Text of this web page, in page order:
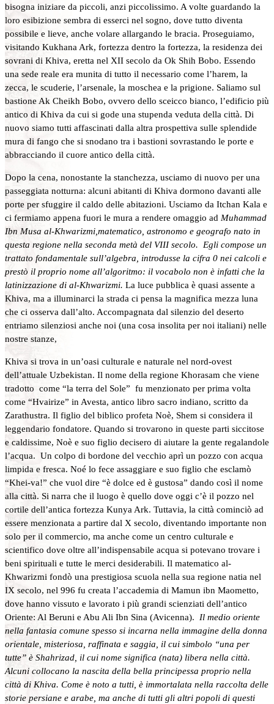
bisogna iniziare da piccoli, anzi piccolissimo. A volte guardando la
loro esibizione sembra di esserci nel sogno, dove tutto diventa
possibile e lieve, anche volare allargando le bracia. Proseguiamo,
visitando Kukhana Ark, fortezza dentro la fortezza, la residenza dei
sovrani di Khiva, eretta nel XII secolo da Ok Shih Bobo. Essendo
una sede reale era munita di tutto il necessario come l’harem, la
zecca, le scuderie, l’arsenale, la moschea e la prigione. Saliamo sul
bastione Ak Cheikh Bobo, ovvero dello sceicco bianco, l’edificio più
antico di Khiva da cui si gode una stupenda veduta della città. Di
nuovo siamo tutti affascinati dalla altra prospettiva sulle splendide
mura di fango che si snodano tra i bastioni sovrastando le porte e
abbracciando il cuore antico della città.
Dopo la cena, nonostante la stanchezza, usciamo di nuovo per una
passeggiata notturna: alcuni abitanti di Khiva dormono davanti alle
porte per sfuggire il caldo delle abitazioni. Usciamo da Itchan Kala e
ci fermiamo appena fuori le mura a rendere omaggio ad Muhammad
Ibn Musa al-Khwarizmi,matematico, astronomo e geografo nato in
questa regione nella seconda metà del VIII secolo. Egli compose un
trattato fondamentale sull’algebra, introdusse la cifra 0 nei calcoli e
prestò il proprio nome all’algoritmo: il vocabolo non è infatti che la
latinizzazione di al-Khwarizmi. La luce pubblica è quasi assente a
Khiva, ma a illuminarci la strada ci pensa la magnifica mezza luna
che ci osserva dall’alto. Accompagnata dal silenzio del deserto
entriamo silenziosi anche noi (una cosa insolita per noi italiani) nelle
nostre stanze,
Khiva si trova in un’oasi culturale e naturale nel nord-ovest
dell’attuale Uzbekistan. Il nome della regione Khorasam che viene
tradotto come “la terra del Sole” fu menzionato per prima volta
come “Hvairize” in Avesta, antico libro sacro indiano, scritto da
Zarathustra. Il figlio del biblico profeta Noè, Shem si considera il
leggendario fondatore. Quando si trovarono in queste parti siccitose
e caldissime, Noè e suo figlio decisero di aiutare la gente regalandole
l’acqua. Un colpo di bordone del vecchio aprì un pozzo con acqua
limpida e fresca. Noé lo fece assaggiare e suo figlio che esclamò
“Khei-va!” che vuol dire “è dolce ed è gustosa” dando così il nome
alla città. Si narra che il luogo è quello dove oggi c’è il pozzo nel
cortile dell’antica fortezza Kunya Ark. Tuttavia, la città cominciò ad
essere menzionata a partire dal X secolo, diventando importante non
solo per il commercio, ma anche come un centro culturale e
scientifico dove oltre all’indispensabile acqua si potevano trovare i
beni spirituali e tutte le merci desiderabili. Il matematico al-
Khwarizmi fondò una prestigiosa scuola nella sua regione natia nel
IX secolo, nel 996 fu creata l’accademia di Mamun ibn Maometto,
dove hanno vissuto e lavorato i più grandi scienziati dell’antico
Oriente: Al Beruni e Abu Ali Ibn Sina (Avicenna). Il medio oriente
nella fantasia comune spesso si incarna nella immagine della donna
orientale, misteriosa, raffinata e saggia, il cui simbolo “una per
tutte” è Shahrizad, il cui nome significa (nata) libera nella città.
Alcuni collocano la nascita della bella principessa proprio nella
città di Khiva. Come è noto a tutti, è immortalata nella raccolta delle
storie persiane e arabe, ma anche di tutti gli altri popoli di questi